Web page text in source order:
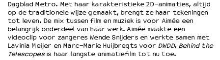
Partners
Huisregels
Privacyverklaring
Integriteits- en gedragscode
Duurzaamheid
Dagblad Metro. Met haar karakteristieke 2D-animaties, altijd
op de traditionele wijze gemaakt, brengt ze haar tekeningen
tot leven. De mix tussen film en muziek is voor Aimée een
belangrijk onderdeel van haar werk. Aimée maakte een
videoclip voor zangeres Wende Snijders en werkte samen met
Lavinia Meijer en Marc-Marie Huijbregts voor DWDD. Behind the
Telescopesis haar langste animatiefilm tot nu toe.